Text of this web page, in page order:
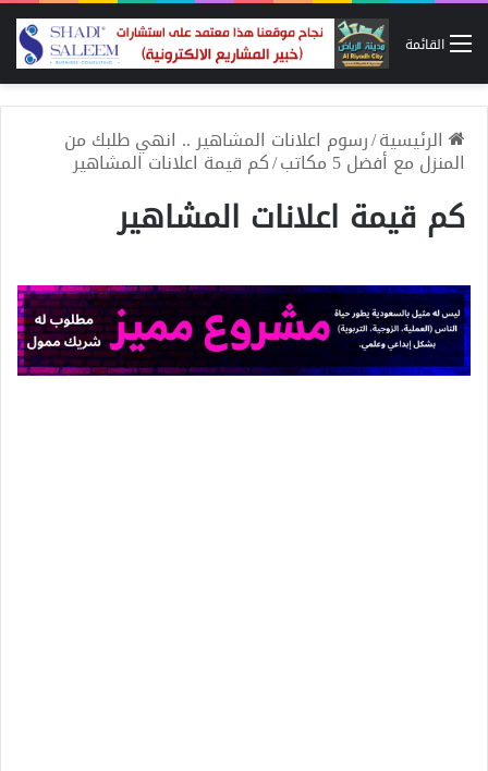
القائمة
الرئيسية/رسوم اعلانات المشاهير .. انهي طلبك من
المنزل مع أفضل 5 مكاتب /كم قيمة اعلانات المشاهير
كم قيمة اعلانات المشاهير